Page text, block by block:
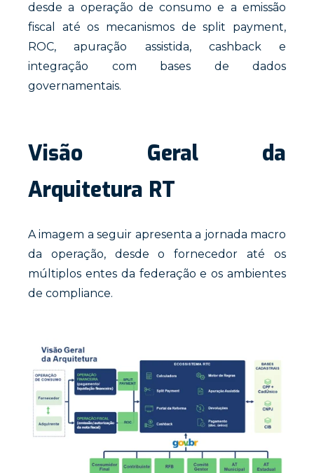
desde a operação de consumo e a emissão
fiscal até os mecanismos de split payment,
ROC, apuração assistida, cashback e
integração com bases de dados
governamentais.
Visão Geral da
Arquitetura RT
A imagem a seguir apresenta a jornada macro
da operação, desde o fornecedor até os
múltiplos entes da federação e os ambientes
de compliance.